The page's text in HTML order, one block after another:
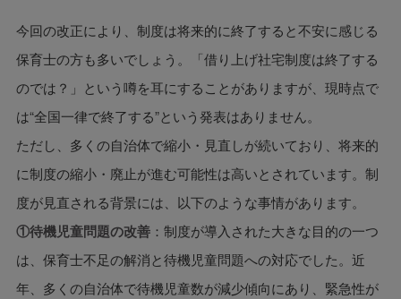
今回の改正により、制度は将来的に終了すると不安に感じる
保育士の方も多いでしょう。「借り上げ社宅制度は終了する
のでは？」という噂を耳にすることがありますが、現時点で
は“全国一律で終了する”という発表はありません。
ただし、多くの自治体で縮小・見直しが続いており、将来的
に制度の縮小・廃止が進む可能性は高いとされています。制
度が見直される背景には、以下のような事情があります。
①待機児童問題の改善：制度が導入された大きな目的の一つ
は、保育士不足の解消と待機児童問題への対応でした。近
年、多くの自治体で待機児童数が減少傾向にあり、緊急性が